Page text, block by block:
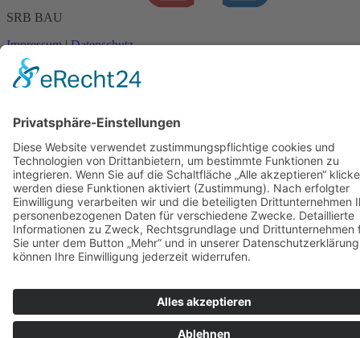
SRB BAU
Impressum|Datenschutz
© 2021 bei SRB BAU. Alle Rechte vorbehalten.
Telefon: 0174 4448282
E-Mail: dejansavic@srbbau.de